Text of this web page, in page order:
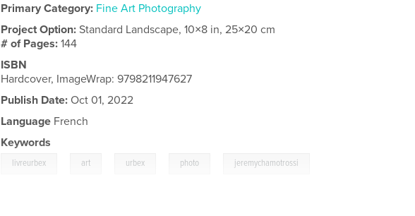
Primary Category: Fine Art Photography
Project Option:Standard Landscape, 10×8 in, 25×20 cm
# of Pages:144
ISBN
Hardcover, ImageWrap: 9798211947627
Publish Date: Oct 01, 2022
Language French
Keywords
livreurbex art urbex photo jeremychamotrossi